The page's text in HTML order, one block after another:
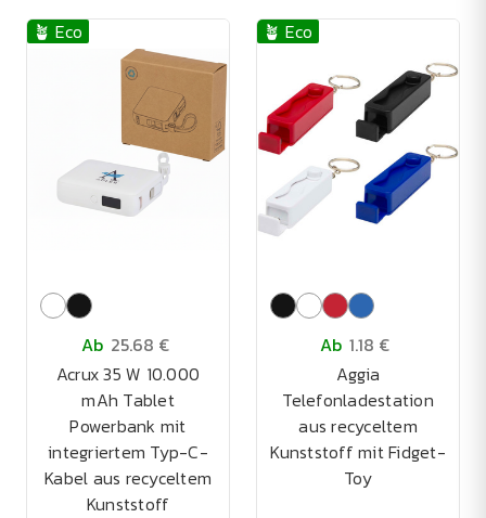
🪴 Eco
Ab 25.68 €
Acrux 35 W 10.000
mAh Tablet
Powerbank mit
integriertem Typ-C-
Kabel aus recyceltem
Kunststoff
🪴 Eco
Ab 1.18 €
Aggia
Telefonladestation
aus recyceltem
Kunststoff mit Fidget-
Toy